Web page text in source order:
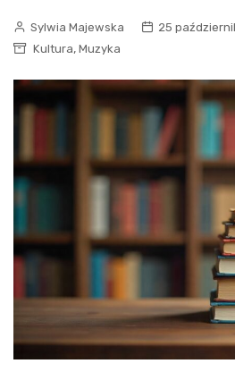
Sylwia Majewska
25
Kultura, Muzyka